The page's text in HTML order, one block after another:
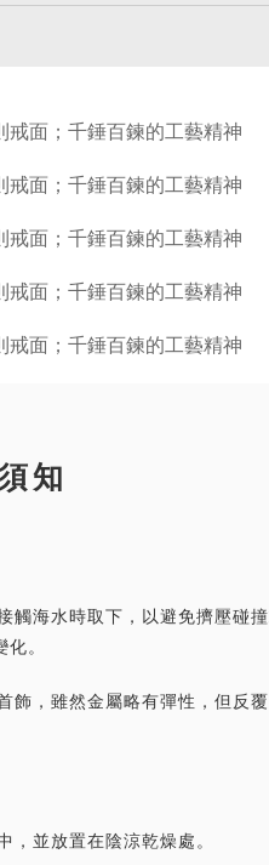
知
觸海水時取下，以避免擠壓碰
。
飾，雖然金屬略有彈性，但反
並放置在陰涼乾燥處。